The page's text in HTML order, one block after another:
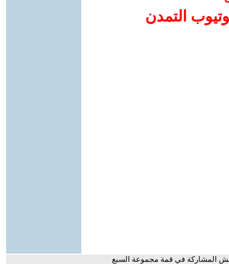
التمدن
المشاركة في قمة مجموعة السبع